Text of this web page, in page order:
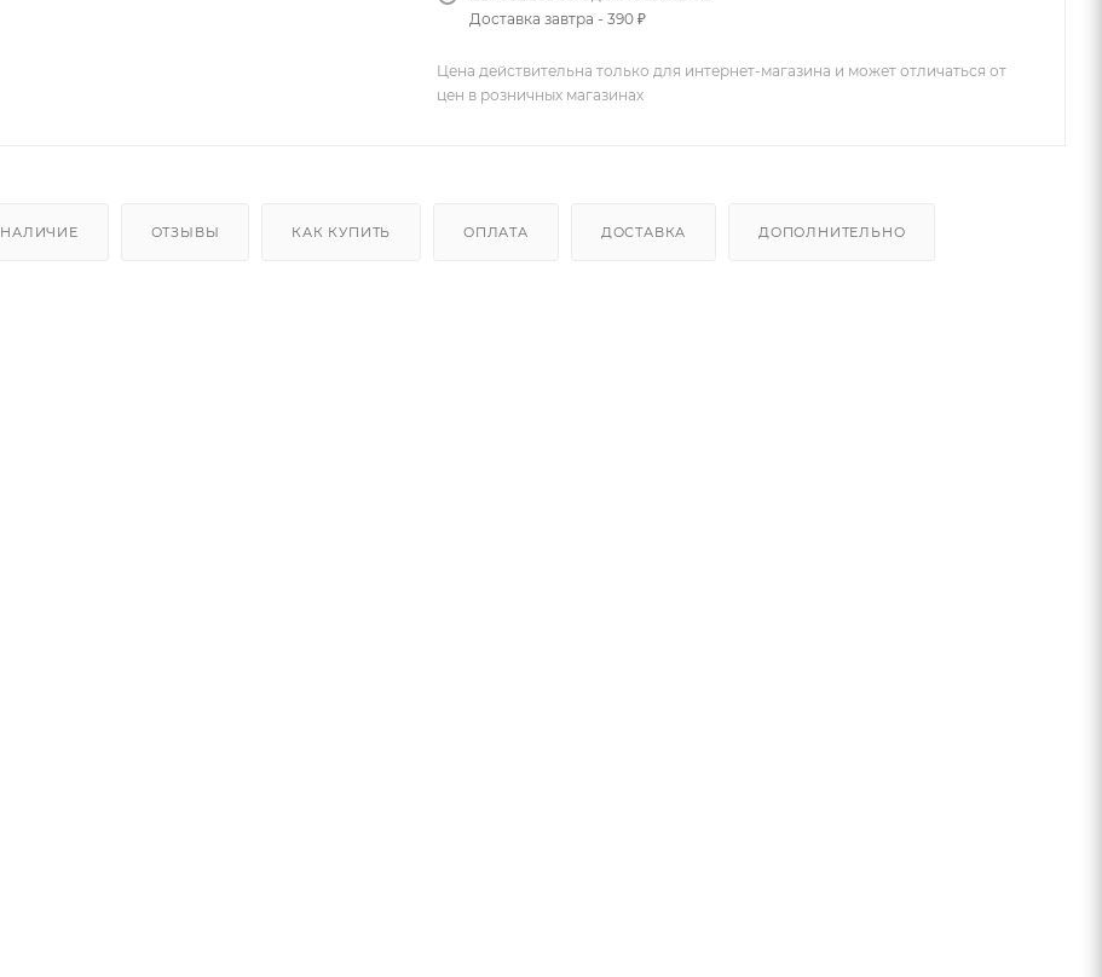
Доставка завтра - 390 ₽
Цена действительна только для интернет-магазина и может отличаться от
цен в розничных магазинах
НАЛИЧИЕ ОТЗЫВЫ КАК КУПИТЬ ОПЛАТА ДОСТАВКА ДОПОЛНИТЕЛЬНО